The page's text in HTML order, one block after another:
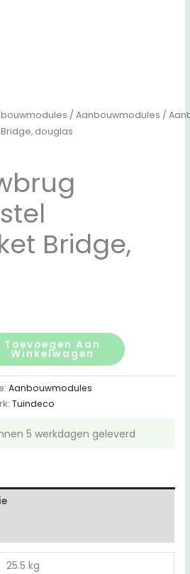
/Aanbouwmodules /
douglas
Bridge,
Toevoegen Aan
Winkelwagen
Aanbouwmodules
Tuindeco
5 werkdagen geleverd
25.5 kg